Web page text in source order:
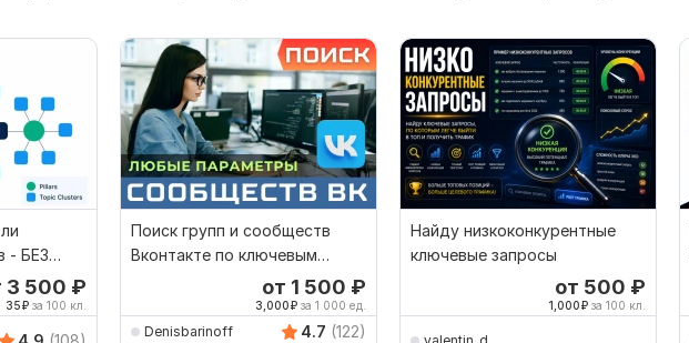
- БЕЗ
3 500 ₽
35₽ за 100 кл.
Поиск групп и сообществ
Вконтакте по ключевым
от 1 500 ₽
3,000₽ за 1 000 ед.
Denisbarinoff 4.7 (122)
Найду низкоконкурентные
ключевые запросы
от 500 ₽
1,000₽ за 100 кл.